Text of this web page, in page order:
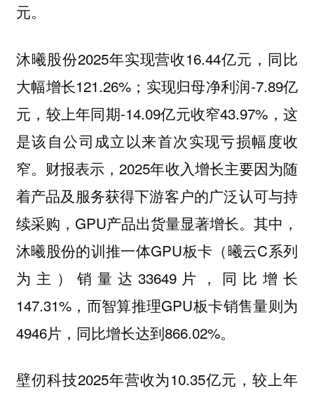
元。
沐曦股份2025年实现营收16.44亿元，同比
大幅增长121.26%；实现归母净利润-7.89亿
元，较上年同期-14.09亿元收窄43.97%，这
是该自公司成立以来首次实现亏损幅度收
窄。财报表示，2025年收入增长主要因为随
着产品及服务获得下游客户的广泛认可与持
续采购，GPU产品出货量显著增长。其中，
沐曦股份的训推一体GPU板卡（曦云C系列
为主）销量达33649片，同比增长
147.31%，而智算推理GPU板卡销售量则为
4946片，同比增长达到866.02%。
壁仞科技2025年营收为10.35亿元，较上年